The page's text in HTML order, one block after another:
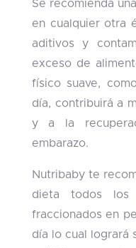
Se recomienda
en cualquier otra
aditivos y
exceso de
físico suave,
día, contribuirá a
y a la
embarazo.
Nutribaby te
dieta todos los
fraccionados en
día lo cual logrará